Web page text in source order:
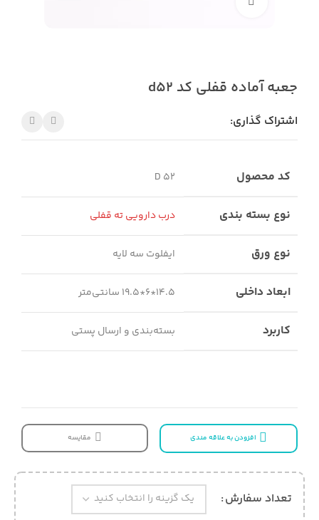
جعبه آماده قفلی کد d52
اشتراک گذاری:
کد محصول D 52
نوع بسته بندی درب دارویی ته قفلی
نوع ورق ایفلوت سه لایه
ابعاد داخلی 14.5*6*19.5 سانتی‌متر
کاربرد بسته‌بندی و ارسال پستی
افزودن به علاقه مندی مقایسه
تعداد سفارش